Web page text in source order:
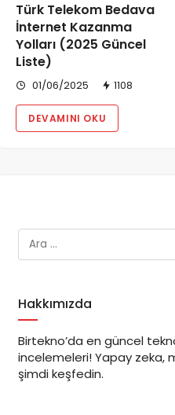
Türk Telekom Bedava
İnternet Kazanma
Yolları (2025 Güncel
Liste)
01/06/2025 1108
DEVAMINI OKU
Hakkımızda
Birtekno’da en güncel
incelemeleri! Yapay zeka,
şimdi keşfedin.